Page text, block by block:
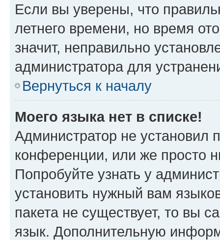
Если вы уверены, что
летнего времени, но время
значит, неправильно
администратора для
Вернуться к началу
Моего языка нет в списке!
Администратор не установил
конференции, или же просто
Попробуйте узнать у
установить нужный вам
пакета не существует, то вы
язык. Дополнительную